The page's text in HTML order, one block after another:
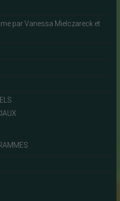
par Vanessa Mielczareck et